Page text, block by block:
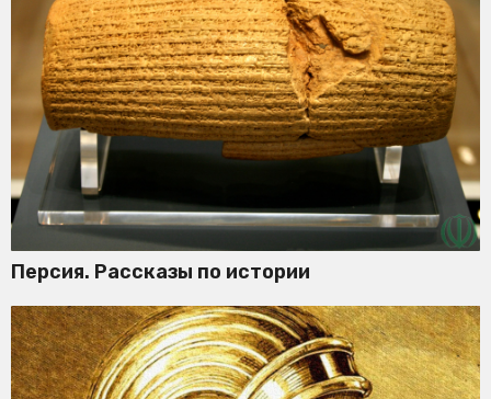
Персия. Рассказы по истории